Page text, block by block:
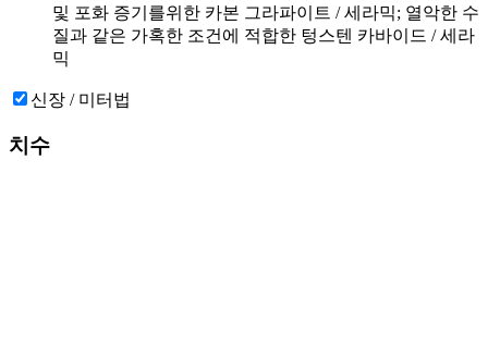
및 포화 증기를위한 카본 그라파이트 / 세라믹; 열악한 수
질과 같은 가혹한 조건에 적합한 텅스텐 카바이드 / 세라
믹
신장 / 미터법
치수